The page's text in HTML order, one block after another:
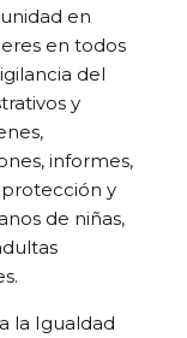
en
en todos
del
y
informes,
y
de niñas,
la Igualdad